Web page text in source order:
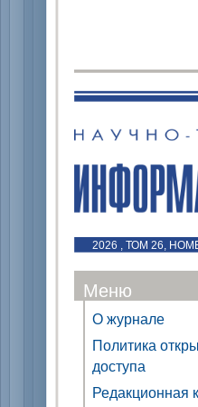
2026 , ТОМ 26,
Меню
О журнале
Политика
доступа
Редакционная